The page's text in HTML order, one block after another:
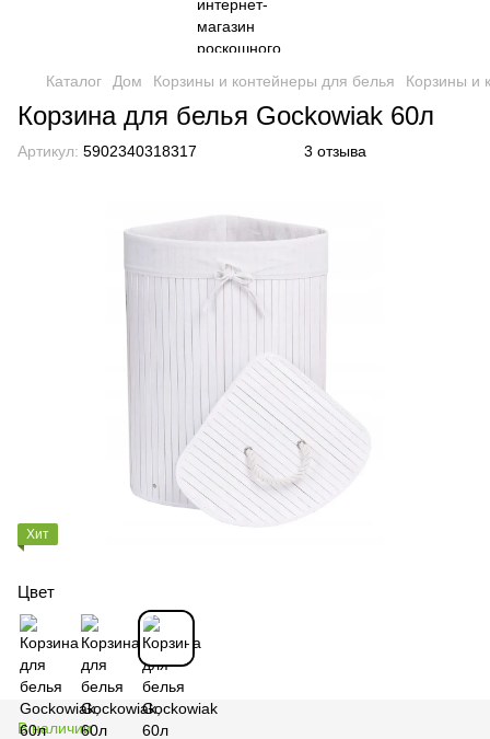
Каталог Дом Корзины и контейнеры для белья Корзины и
Корзина для белья Gockowiak 60л
Артикул: 5902340318317 3 отзыва
Хит
Цвет
В наличии